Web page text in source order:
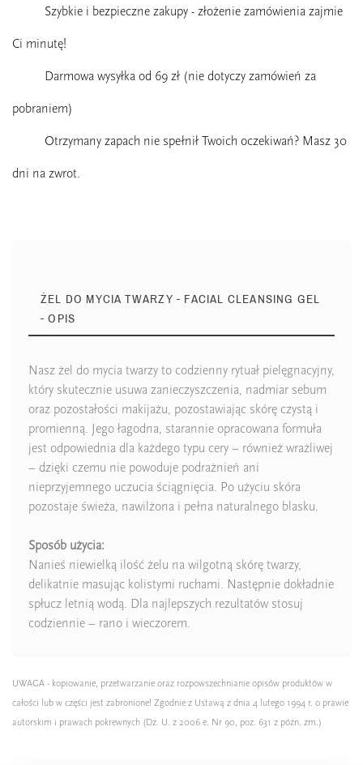
Szybkie i bezpieczne zakupy - złożenie zamówienia zajmie
Ci minutę!
Darmowa wysyłka od 69 zł (nie dotyczy zamówień za
pobraniem)
Otrzymany zapach nie spełnił Twoich oczekiwań? Masz 30
dni na zwrot.
ŻEL DO MYCIA TWARZY - FACIAL CLEANSING GEL
- OPIS
Nasz żel do mycia twarzy to codzienny rytuał pielęgnacyjny,
który skutecznie usuwa zanieczyszczenia, nadmiar sebum
oraz pozostałości makijażu, pozostawiając skórę czystą i
promienną. Jego łagodna, starannie opracowana formuła
jest odpowiednia dla każdego typu cery – również wrażliwej
– dzięki czemu nie powoduje podrażnień ani
nieprzyjemnego uczucia ściągnięcia. Po użyciu skóra
pozostaje świeża, nawilżona i pełna naturalnego blasku.
Sposób użycia:
Nanieś niewielką ilość żelu na wilgotną skórę twarzy,
delikatnie masując kolistymi ruchami. Następnie dokładnie
spłucz letnią wodą. Dla najlepszych rezultatów stosuj
codziennie – rano i wieczorem.
UWAGA - kopiowanie, przetwarzanie oraz rozpowszechnianie opisów produktów w
całości lub w części jest zabronione! Zgodnie z Ustawą z dnia 4 lutego 1994 r. o prawie
autorskim i prawach pokrewnych (Dz. U. z 2006 e. Nr 90, poz. 631 z późn. zm.)
Ean13 5906826298223